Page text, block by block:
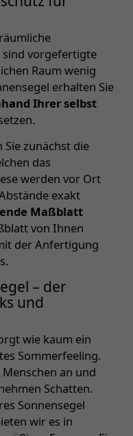
sind vorgefertigte
Raum wenig
erhalten Sie
Ihrer selbst
zunächst die
das
werden vor Ort
exakt
Maßblatt
von Ihnen
der Anfertigung
– der
und
wie kaum ein
Sommerfeeling.
an und
Schatten.
Sonnensegel
wir es in